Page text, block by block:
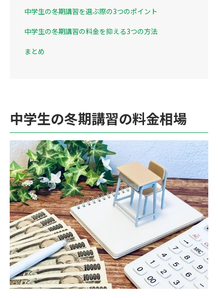
中学生の冬期講習を選ぶ際の3つのポイント
中学生の冬期講習の料金を抑える3つの方法
まとめ
中学生の冬期講習の料金相場